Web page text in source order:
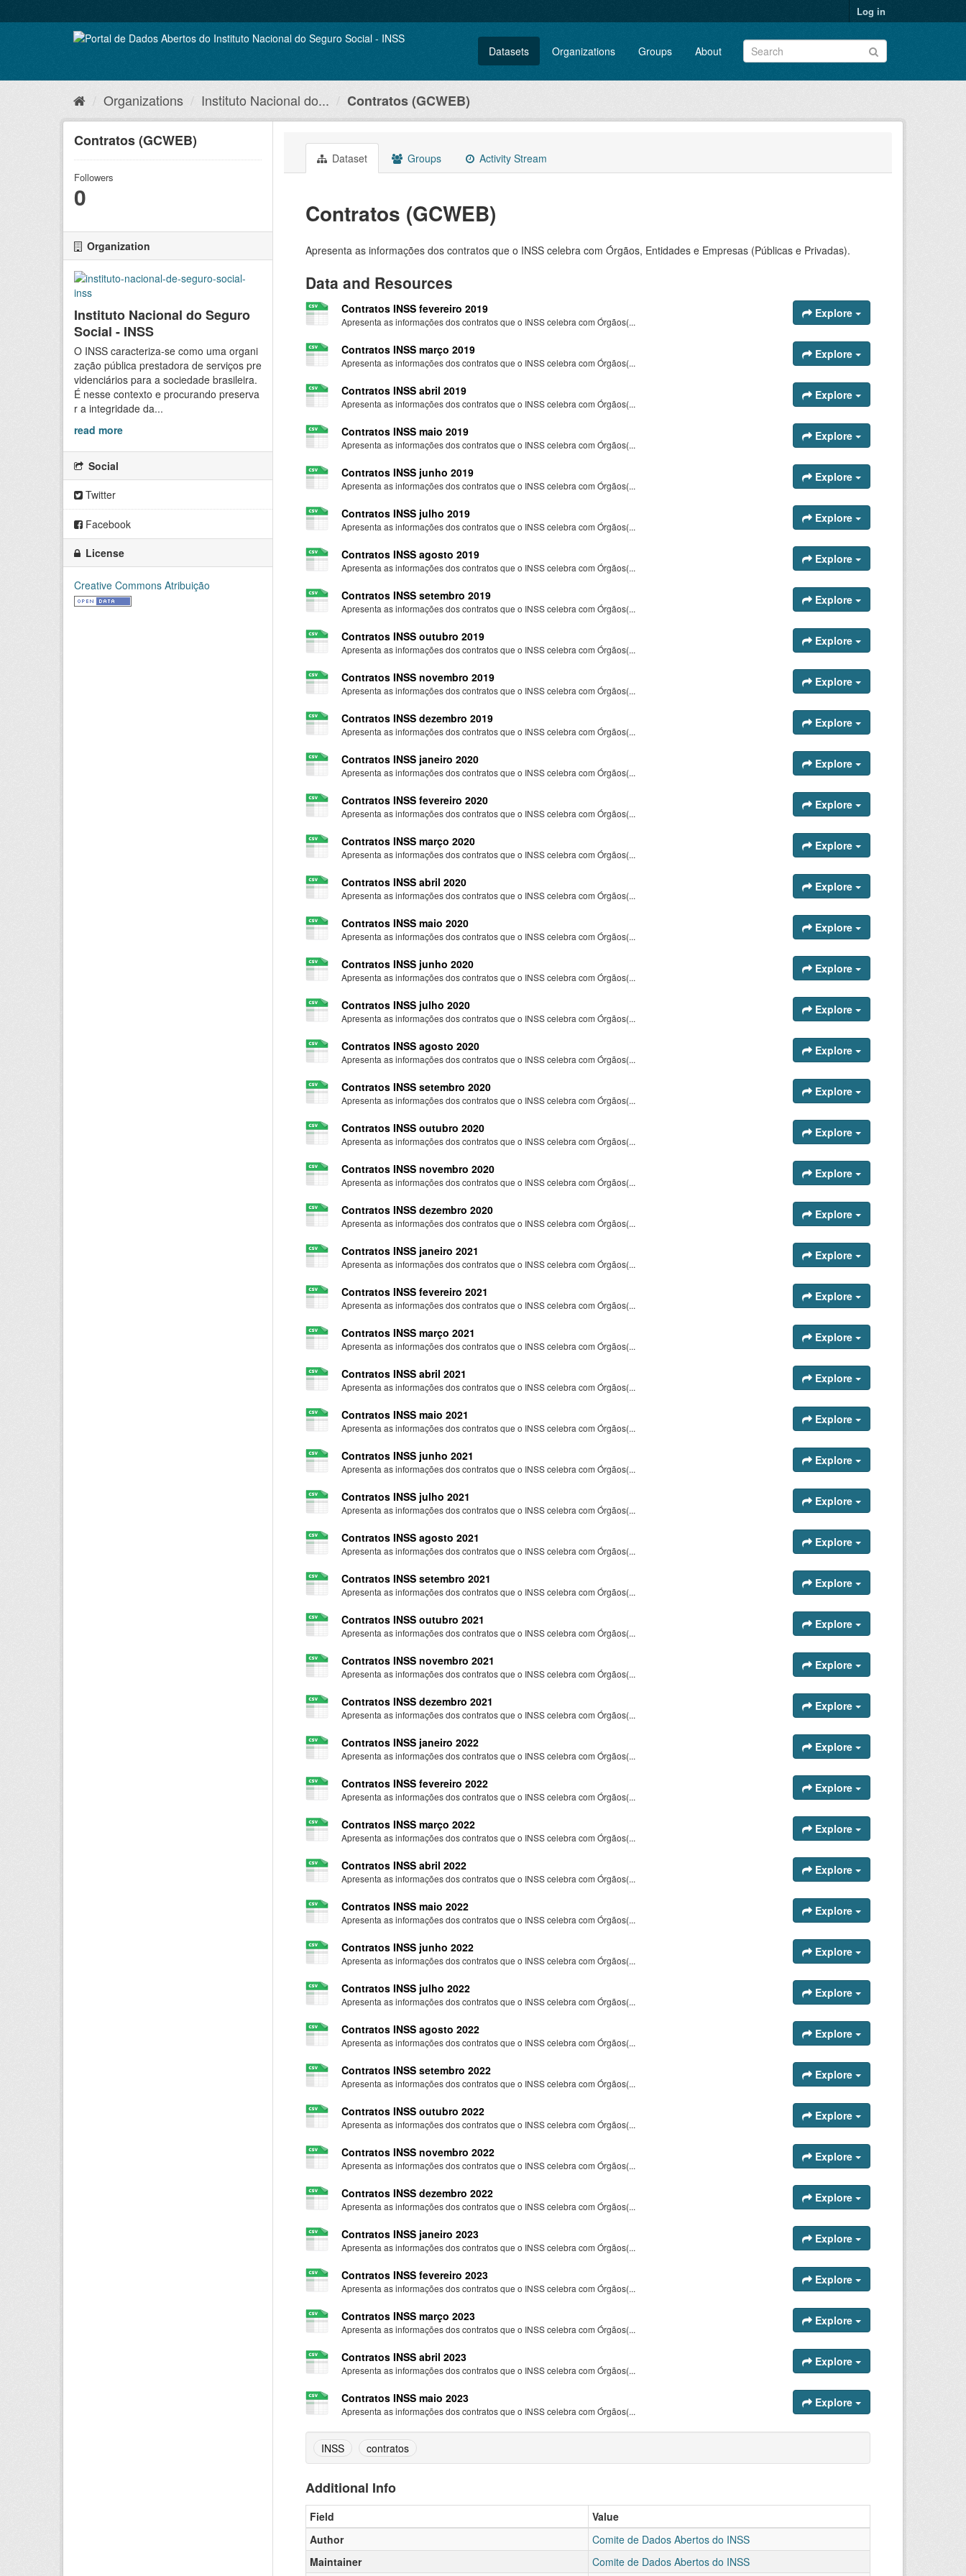
to
Log in
Datasets Organizations Groups About
Organizations Instituto Nacional do... Contratos (GCWEB)
Contratos (GCWEB)
Followers
0
Organization
Instituto Nacional do Seguro
Social - INSS
O INSS caracteriza-se como uma organi
zação pública prestadora de serviços pre
videnciários para a sociedade brasileira.
É nesse contexto e procurando preserva
r a integridade da...
read more
Social
Twitter
Facebook
License
Creative Commons Atribuição
Dataset Groups Activity Stream
Contratos (GCWEB)
Apresenta as informações dos contratos que o INSS celebra com Órgãos, Entidades e Empresas (Públicas e Privadas).
Data and Resources
Contratos INSS fevereiro 2019
Apresenta as informações dos contratos que o INSS celebra com Órgãos(...
Explore
Contratos INSS março 2019
Apresenta as informações dos contratos que o INSS celebra com Órgãos(...
Explore
Contratos INSS abril 2019
Apresenta as informações dos contratos que o INSS celebra com Órgãos(...
Explore
Contratos INSS maio 2019
Apresenta as informações dos contratos que o INSS celebra com Órgãos(...
Explore
Contratos INSS junho 2019
Apresenta as informações dos contratos que o INSS celebra com Órgãos(...
Explore
Contratos INSS julho 2019
Apresenta as informações dos contratos que o INSS celebra com Órgãos(...
Explore
Contratos INSS agosto 2019
Apresenta as informações dos contratos que o INSS celebra com Órgãos(...
Explore
Contratos INSS setembro 2019
Apresenta as informações dos contratos que o INSS celebra com Órgãos(...
Explore
Contratos INSS outubro 2019
Apresenta as informações dos contratos que o INSS celebra com Órgãos(...
Explore
Contratos INSS novembro 2019
Apresenta as informações dos contratos que o INSS celebra com Órgãos(...
Explore
Contratos INSS dezembro 2019
Apresenta as informações dos contratos que o INSS celebra com Órgãos(...
Explore
Contratos INSS janeiro 2020
Apresenta as informações dos contratos que o INSS celebra com Órgãos(...
Explore
Contratos INSS fevereiro 2020
Apresenta as informações dos contratos que o INSS celebra com Órgãos(...
Explore
Contratos INSS março 2020
Apresenta as informações dos contratos que o INSS celebra com Órgãos(...
Explore
Contratos INSS abril 2020
Apresenta as informações dos contratos que o INSS celebra com Órgãos(...
Explore
Contratos INSS maio 2020
Apresenta as informações dos contratos que o INSS celebra com Órgãos(...
Explore
Contratos INSS junho 2020
Apresenta as informações dos contratos que o INSS celebra com Órgãos(...
Explore
Contratos INSS julho 2020
Apresenta as informações dos contratos que o INSS celebra com Órgãos(...
Explore
Contratos INSS agosto 2020
Apresenta as informações dos contratos que o INSS celebra com Órgãos(...
Explore
Contratos INSS setembro 2020
Apresenta as informações dos contratos que o INSS celebra com Órgãos(...
Explore
Contratos INSS outubro 2020
Apresenta as informações dos contratos que o INSS celebra com Órgãos(...
Explore
Contratos INSS novembro 2020
Apresenta as informações dos contratos que o INSS celebra com Órgãos(...
Explore
Contratos INSS dezembro 2020
Apresenta as informações dos contratos que o INSS celebra com Órgãos(...
Explore
Contratos INSS janeiro 2021
Apresenta as informações dos contratos que o INSS celebra com Órgãos(...
Explore
Contratos INSS fevereiro 2021
Apresenta as informações dos contratos que o INSS celebra com Órgãos(...
Explore
Contratos INSS março 2021
Apresenta as informações dos contratos que o INSS celebra com Órgãos(...
Explore
Contratos INSS abril 2021
Apresenta as informações dos contratos que o INSS celebra com Órgãos(...
Explore
Contratos INSS maio 2021
Apresenta as informações dos contratos que o INSS celebra com Órgãos(...
Explore
Contratos INSS junho 2021
Apresenta as informações dos contratos que o INSS celebra com Órgãos(...
Explore
Contratos INSS julho 2021
Apresenta as informações dos contratos que o INSS celebra com Órgãos(...
Explore
Contratos INSS agosto 2021
Apresenta as informações dos contratos que o INSS celebra com Órgãos(...
Explore
Contratos INSS setembro 2021
Apresenta as informações dos contratos que o INSS celebra com Órgãos(...
Explore
Contratos INSS outubro 2021
Apresenta as informações dos contratos que o INSS celebra com Órgãos(...
Explore
Contratos INSS novembro 2021
Apresenta as informações dos contratos que o INSS celebra com Órgãos(...
Explore
Contratos INSS dezembro 2021
Apresenta as informações dos contratos que o INSS celebra com Órgãos(...
Explore
Contratos INSS janeiro 2022
Apresenta as informações dos contratos que o INSS celebra com Órgãos(...
Explore
Contratos INSS fevereiro 2022
Apresenta as informações dos contratos que o INSS celebra com Órgãos(...
Explore
Contratos INSS março 2022
Apresenta as informações dos contratos que o INSS celebra com Órgãos(...
Explore
Contratos INSS abril 2022
Apresenta as informações dos contratos que o INSS celebra com Órgãos(...
Explore
Contratos INSS maio 2022
Apresenta as informações dos contratos que o INSS celebra com Órgãos(...
Explore
Contratos INSS junho 2022
Apresenta as informações dos contratos que o INSS celebra com Órgãos(...
Explore
Contratos INSS julho 2022
Apresenta as informações dos contratos que o INSS celebra com Órgãos(...
Explore
Contratos INSS agosto 2022
Apresenta as informações dos contratos que o INSS celebra com Órgãos(...
Explore
Contratos INSS setembro 2022
Apresenta as informações dos contratos que o INSS celebra com Órgãos(...
Explore
Contratos INSS outubro 2022
Apresenta as informações dos contratos que o INSS celebra com Órgãos(...
Explore
Contratos INSS novembro 2022
Apresenta as informações dos contratos que o INSS celebra com Órgãos(...
Explore
Contratos INSS dezembro 2022
Apresenta as informações dos contratos que o INSS celebra com Órgãos(...
Explore
Contratos INSS janeiro 2023
Apresenta as informações dos contratos que o INSS celebra com Órgãos(...
Explore
Contratos INSS fevereiro 2023
Apresenta as informações dos contratos que o INSS celebra com Órgãos(...
Explore
Contratos INSS março 2023
Apresenta as informações dos contratos que o INSS celebra com Órgãos(...
Explore
Contratos INSS abril 2023
Apresenta as informações dos contratos que o INSS celebra com Órgãos(...
Explore
Contratos INSS maio 2023
Apresenta as informações dos contratos que o INSS celebra com Órgãos(...
Explore
INSS contratos
Additional Info
Field
Value
Author
Comite de Dados Abertos do INSS
Maintainer
Comite de Dados Abertos do INSS